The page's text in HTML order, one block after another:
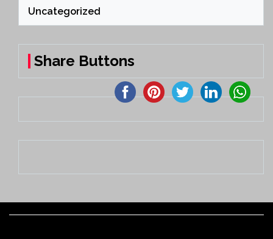
Uncategorized
Share Buttons